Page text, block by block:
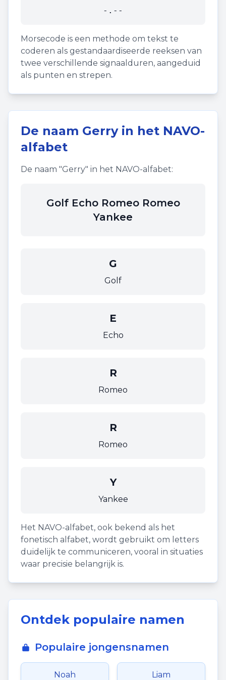
-.--
Morsecode is een methode om tekst te
coderen als gestandaardiseerde reeksen van
twee verschillende signaalduren, aangeduid
als punten en strepen.
De naam Gerryin het NAVO-
alfabet
De naam "Gerry" in het NAVO-alfabet:
Golf Echo Romeo Romeo
Yankee
G
Golf
E
Echo
R
Romeo
R
Romeo
Y
Yankee
Het NAVO-alfabet, ook bekend als het
fonetisch alfabet, wordt gebruikt om letters
duidelijk te communiceren, vooral in situaties
waar precisie belangrijk is.
Ontdek populaire namen
Populaire jongensnamen
Noah Liam